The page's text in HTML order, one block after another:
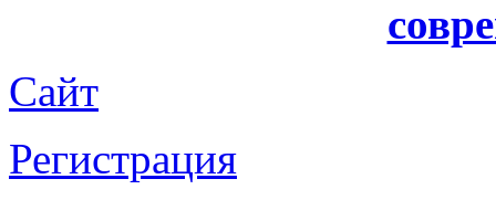
Сайт
Регистрация